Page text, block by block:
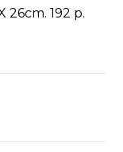
26cm. 192 p.